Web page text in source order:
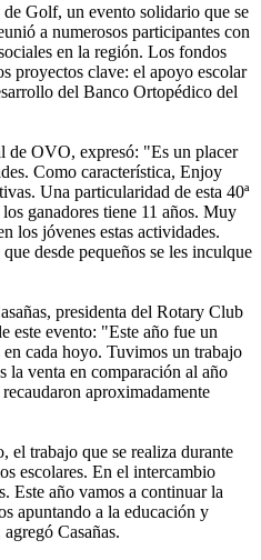
Golf, un evento solidario que se
a numerosos participantes con
en la región. Los fondos
proyectos clave: el apoyo escolar
del Banco Ortopédico del
de OVO, expresó: "Es un placer
Como característica, Enjoy
Una particularidad de esta 40ª
ganadores tiene 11 años. Muy
los jóvenes estas actividades.
desde pequeños se les inculque
presidenta del Rotary Club
este evento: "Este año fue un
cada hoyo. Tuvimos un trabajo
la venta en comparación al año
aproximadamente
trabajo que se realiza durante
escolares. En el intercambio
Este año vamos a continuar la
apuntando a la educación y
Casañas.